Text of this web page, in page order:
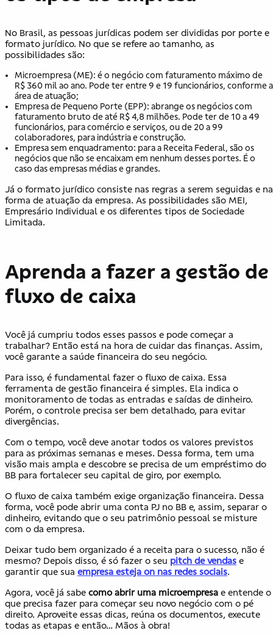
No Brasil, as pessoas jurídicas podem ser divididas por porte e
formato jurídico. No que se refere ao tamanho, as
possibilidades são:
Microempresa (ME): é o negócio com faturamento máximo de
R$ 360 mil ao ano. Pode ter entre 9 e 19 funcionários, conforme a
área de atuação;
Empresa de Pequeno Porte (EPP): abrange os negócios com
faturamento bruto de até R$ 4,8 milhões. Pode ter de 10 a 49
funcionários, para comércio e serviços, ou de 20 a 99
colaboradores, para indústria e construção.
Empresa sem enquadramento: para a Receita Federal, são os
negócios que não se encaixam em nenhum desses portes. É o
caso das empresas médias e grandes.
Já o formato jurídico consiste nas regras a serem seguidas e na
forma de atuação da empresa. As possibilidades são MEI,
Empresário Individual e os diferentes tipos de Sociedade
Limitada.
Aprenda a fazer a gestão de
fluxo de caixa
Você já cumpriu todos esses passos e pode começar a
trabalhar? Então está na hora de cuidar das finanças. Assim,
você garante a saúde financeira do seu negócio.
Para isso, é fundamental fazer o fluxo de caixa. Essa
ferramenta de gestão financeira é simples. Ela indica o
monitoramento de todas as entradas e saídas de dinheiro.
Porém, o controle precisa ser bem detalhado, para evitar
divergências.
Com o tempo, você deve anotar todos os valores previstos
para as próximas semanas e meses. Dessa forma, tem uma
visão mais ampla e descobre se precisa de um empréstimo do
BB para fortalecer seu capital de giro, por exemplo.
O fluxo de caixa também exige organização financeira. Dessa
forma, você pode abrir uma conta PJ no BB e, assim, separar o
dinheiro, evitando que o seu patrimônio pessoal se misture
com o da empresa.
Deixar tudo bem organizado é a receita para o sucesso, não é
mesmo? Depois disso, é só fazer o seu pitch de vendas e
garantir que sua empresa esteja on nas redes sociais.
Agora, você já sabe como abrir uma microempresa e entende o
que precisa fazer para começar seu novo negócio com o pé
direito. Aproveite essas dicas, reúna os documentos, execute
todas as etapas e então… Mãos à obra!